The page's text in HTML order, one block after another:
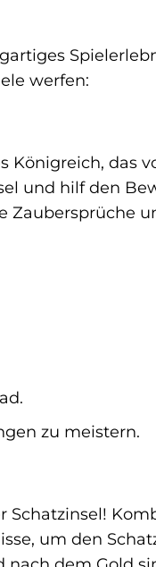
werfen:
Königreich, das
und hilf den
Zaubersprüche
zu meistern.
Schatzinsel!
um den